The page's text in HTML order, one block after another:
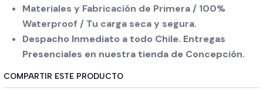
Materiales y Fabricación de Primera / 100%
Waterproof / Tu carga seca y segura.
Despacho Inmediato a todo Chile. Entregas
Presenciales en nuestra tienda de Concepción.
COMPARTIR ESTE PRODUCTO